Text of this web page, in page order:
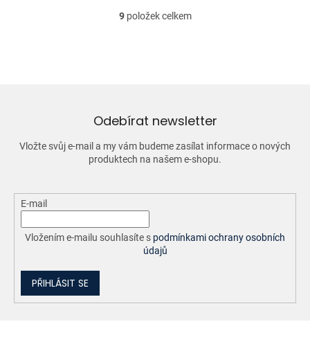
O
p
r
v
k
v
i
s
u
9položek celkem
Odebírat newsletter
Vložte svůj e-mail a my vám budeme zasílat informace o nových
produktech na našem e-shopu.
E-mail
Vložením e-mailu souhlasíte s podmínkami ochrany osobních
údajů
PŘIHLÁSIT SE